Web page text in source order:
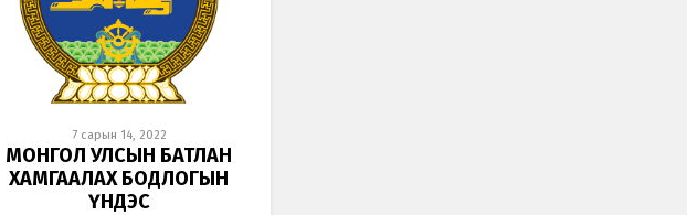
7 сарын 14, 2022
МОНГОЛ УЛСЫН БАТЛАН
ХАМГААЛАХ БОДЛОГЫН
ҮНДЭС